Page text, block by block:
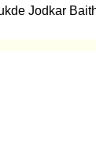
Jodkar